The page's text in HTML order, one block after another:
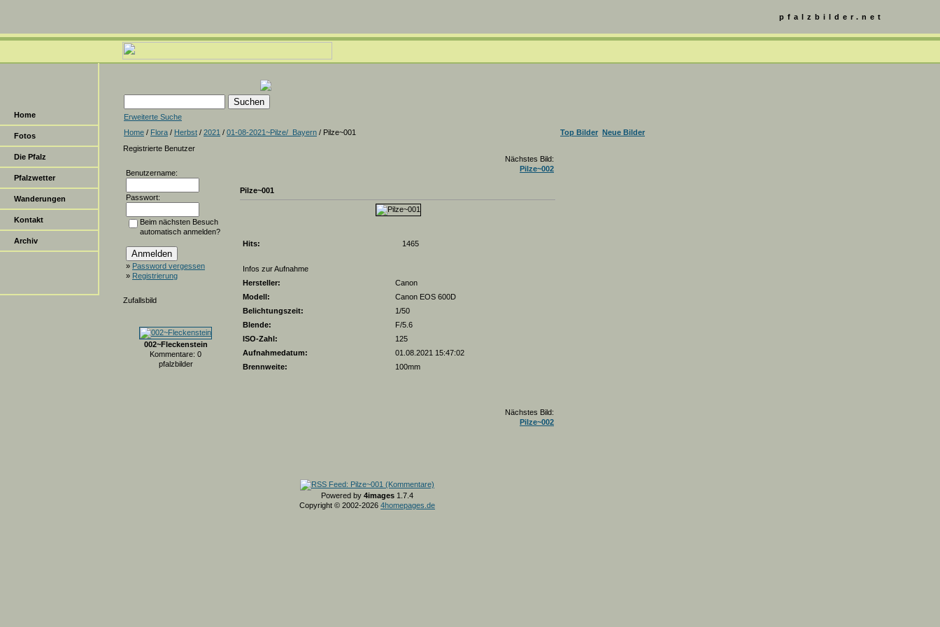
Home
Fotos
Die Pfalz
Pfalzwetter
Wanderungen
Kontakt
Archiv
pfalzbilder.net
Erweiterte Suche
Home / Flora / Herbst / 2021 / 01-08-2021~Pilze/_Bayern / Pilze~001 Top Bilder Neue Bilder
Registrierte Benutzer
Benutzername:
Passwort:
Beim nächsten Besuch
automatisch anmelden?
» Password vergessen
» Registrierung
Zufallsbild
002~Fleckenstein
Kommentare: 0
pfalzbilder
Nächstes Bild:
Pilze~002
Pilze~001
Hits: 1465
Infos zur Aufnahme
Hersteller:
Canon
Modell:
Canon EOS 600D
Belichtungszeit:
1/50
Blende:
F/5.6
ISO-Zahl:
125
Aufnahmedatum:
01.08.2021 15:47:02
Brennweite:
100mm
Nächstes Bild:
Pilze~002
Powered by 4images 1.7.4
Copyright © 2002-2026 4homepages.de